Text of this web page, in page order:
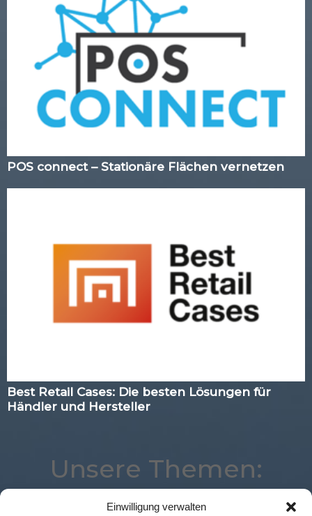
Einwilligung verwalten
POS connect – Stationäre Flächen vernetzen
Best Retail Cases: Die besten Lösungen für
Händler und Hersteller
Unsere Themen: